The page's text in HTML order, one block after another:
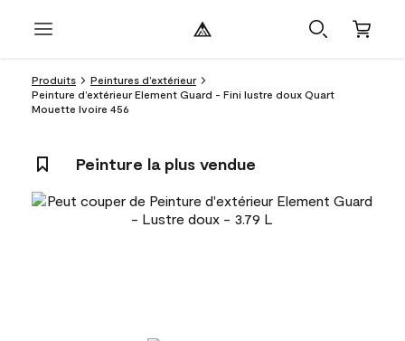
Produits
Peintures d’extérieur
Peinture d’extérieur Element Guard - Fini lustre doux Quart
Mouette Ivoire 456
Peinture la plus vendue